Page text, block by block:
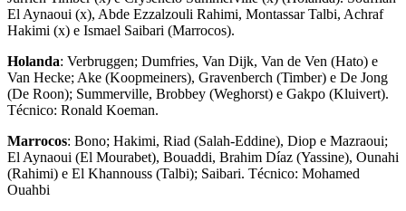
El Aynaoui (x), Abde Ezzalzouli Rahimi, Montassar Talbi, Achraf
Hakimi (x) e Ismael Saibari (Marrocos).
Holanda: Verbruggen; Dumfries, Van Dijk, Van de Ven (Hato) e
Van Hecke; Ake (Koopmeiners), Gravenberch (Timber) e De Jong
(De Roon); Summerville, Brobbey (Weghorst) e Gakpo (Kluivert).
Técnico: Ronald Koeman.
Marrocos: Bono; Hakimi, Riad (Salah-Eddine), Diop e Mazraoui;
El Aynaoui (El Mourabet), Bouaddi, Brahim Díaz (Yassine), Ounahi
(Rahimi) e El Khannouss (Talbi); Saibari. Técnico: Mohamed
Ouahbi